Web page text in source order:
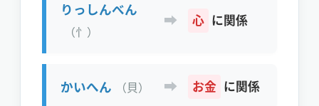
りっしんべん
（忄）
➡ 心 に関係
かいへん （貝） ➡ お金 に関係